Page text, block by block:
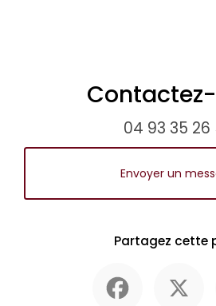
04 93 35 26
Envoyer un
Partagez cette